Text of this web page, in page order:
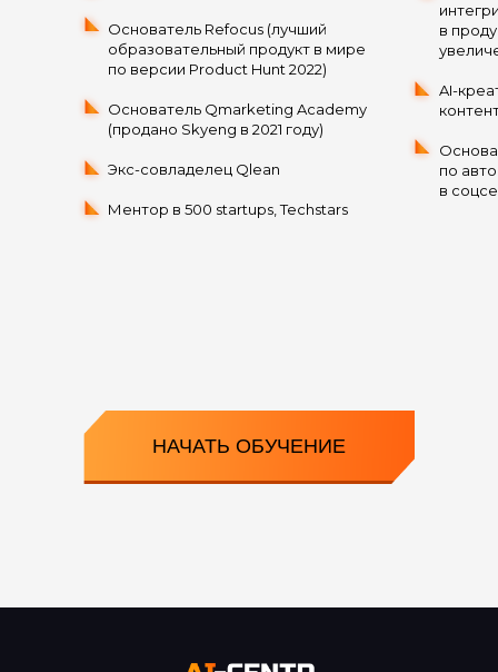
Основатель Refocus (лучший
образовательный продукт в мире
по версии Product Hunt 2022)
Основатель Qmarketing Academy
(продано Skyeng в 2021 году)
Экс-совладелец Qlean
Ментор в 500 startups, Techstars
в
AI-
по
в
НАЧАТЬ ОБУЧЕНИЕ